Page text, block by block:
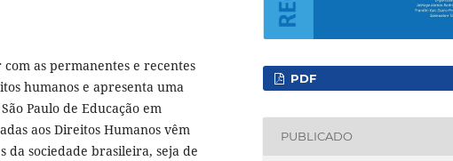
as permanentes e recentes
humanos e apresenta uma
Paulo de Educação em
aos Direitos Humanos vêm
da sociedade brasileira, seja de
PDF
PUBLICADO